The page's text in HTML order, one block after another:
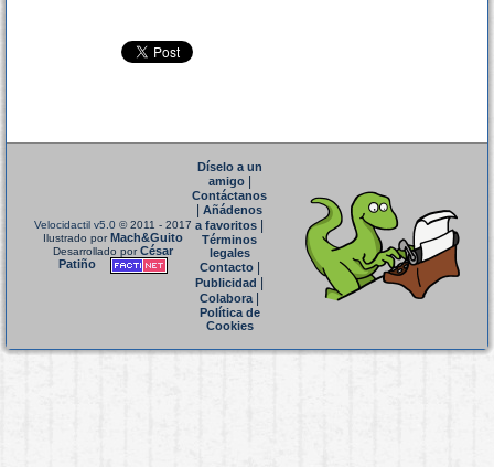
Velocidactil v5.0 © 2011 - 2017
Ilustrado porMach&Guito
Desarrollado porCésar
Patiño
Díselo a un
amigo|
Contáctanos
Añádenos
a favoritos
Términos
legales
Contacto|
Publicidad
Colabora|
Política de
Cookies